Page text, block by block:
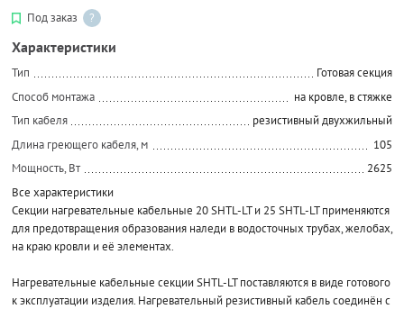
Под заказ ?
Характеристики
Тип
Готовая секция
Способ монтажа
на кровле, в стяжке
Тип кабеля
резистивный двухжильный
Длина греющего кабеля, м
105
Мощность, Вт
2625
Все характеристики
Секции нагревательные кабельные 20 SHTL-LT и 25 SHTL-LT применяются
для предотвращения образования наледи в водосточных трубах, желобах,
на краю кровли и её элементах.
Нагревательные кабельные секции SHTL-LT поставляются в виде готового
к эксплуатации изделия. Нагревательный резистивный кабель соединён с